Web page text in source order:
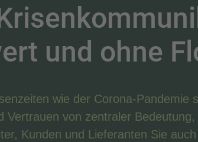
und ohne
wie der Corona-Pandemie
Vertrauen von zentraler Bedeutung,
Kunden und Lieferanten Sie auch